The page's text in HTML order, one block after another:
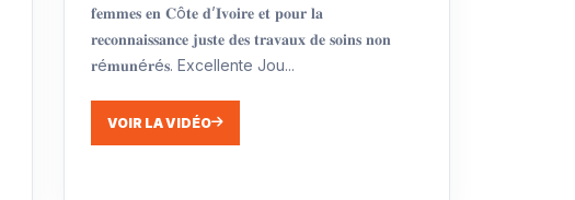
𝐟𝐞𝐦𝐦𝐞𝐬 𝐞𝐧 𝐂ô𝐭𝐞 𝐝’𝐈𝐯𝐨𝐢𝐫𝐞 𝐞𝐭 𝐩𝐨𝐮𝐫 𝐥𝐚
𝐫𝐞𝐜𝐨𝐧𝐧𝐚𝐢𝐬𝐬𝐚𝐧𝐜𝐞 𝐣𝐮𝐬𝐭𝐞 𝐝𝐞𝐬 𝐭𝐫𝐚𝐯𝐚𝐮𝐱 𝐝𝐞 𝐬𝐨𝐢𝐧𝐬 𝐧𝐨𝐧
𝐫é𝐦𝐮𝐧é𝐫é𝐬. Excellente Jou...
VOIR LA VIDÉO